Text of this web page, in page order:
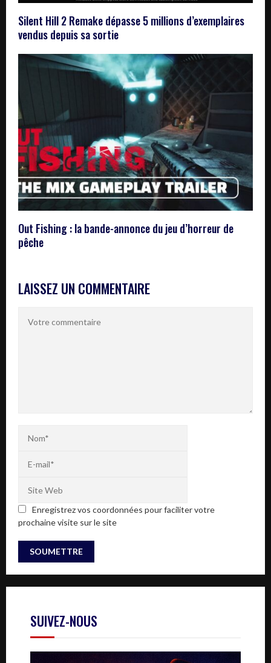
Silent Hill 2 Remake dépasse 5 millions d’exemplaires
vendus depuis sa sortie
Out Fishing : la bande-annonce du jeu d’horreur de
pêche
LAISSEZ UN COMMENTAIRE
Enregistrez vos coordonnées pour faciliter votre
prochaine visite sur le site
SUIVEZ-NOUS